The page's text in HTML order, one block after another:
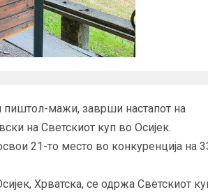
мажи, заврши настапот на
на Светскиот куп во Осијек.
21-то место во конкуренција на
Хрватска, се одржа Светскиот